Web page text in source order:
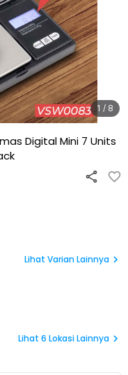
1 / 8
Digital Mini 7 Units
Lihat Varian Lainnya
Lihat 6 Lokasi Lainnya